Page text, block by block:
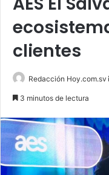
clientes
Redacción Hoy.com.sv
3 minutos de lectura